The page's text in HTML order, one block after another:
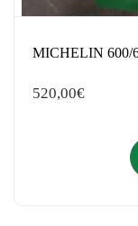
MICHELIN 600/
520,00€